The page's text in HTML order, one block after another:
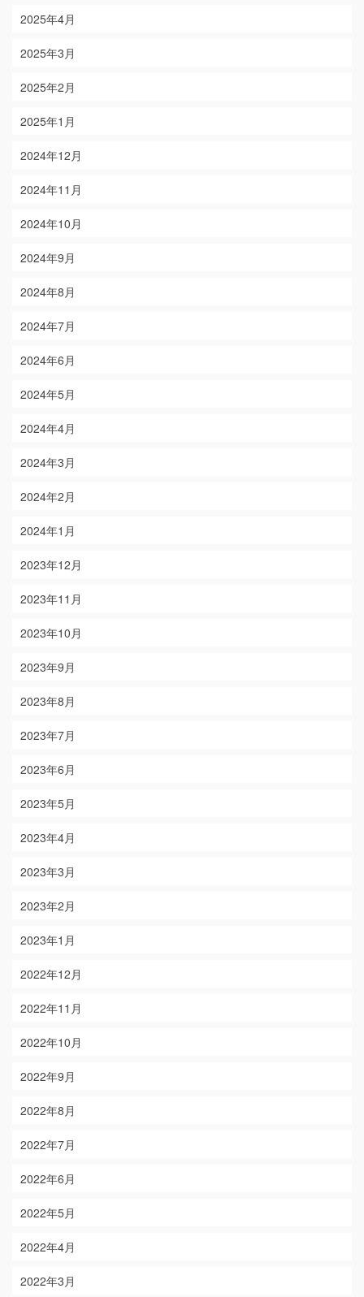
2025年4月
2025年3月
2025年2月
2025年1月
2024年12月
2024年11月
2024年10月
2024年9月
2024年8月
2024年7月
2024年6月
2024年5月
2024年4月
2024年3月
2024年2月
2024年1月
2023年12月
2023年11月
2023年10月
2023年9月
2023年8月
2023年7月
2023年6月
2023年5月
2023年4月
2023年3月
2023年2月
2023年1月
2022年12月
2022年11月
2022年10月
2022年9月
2022年8月
2022年7月
2022年6月
2022年5月
2022年4月
2022年3月